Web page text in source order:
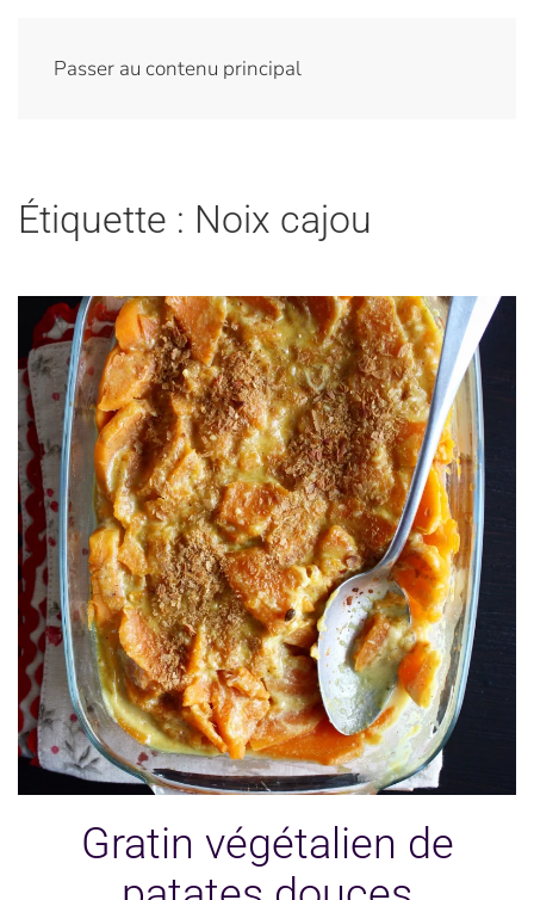
Passer au contenu principal
Étiquette : Noix cajou
Gratin végétalien de